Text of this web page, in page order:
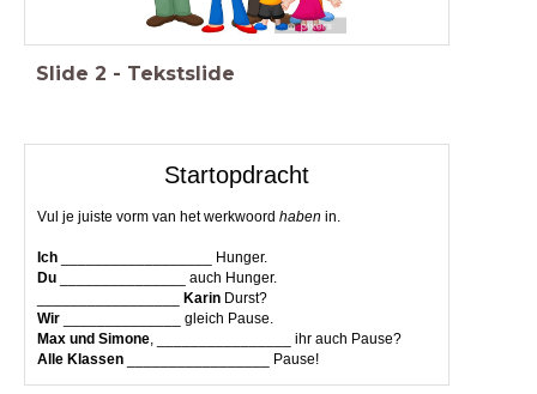
Slide 2 - Tekstslide
Startopdracht
Vul je juiste vorm van het werkwoord haben in.
Ich__________________ Hunger.
Du_______________ auch Hunger.
KarinDurst?
Wir______________ gleich Pause.
Max und Simone, ________________ ihr auch Pause?
Alle Klassen_________________ Pause!